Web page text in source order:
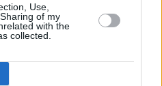
Use,
of my
with the
collected.
και άρα μεγαλύτερο
επισημαίνουν ότι τα